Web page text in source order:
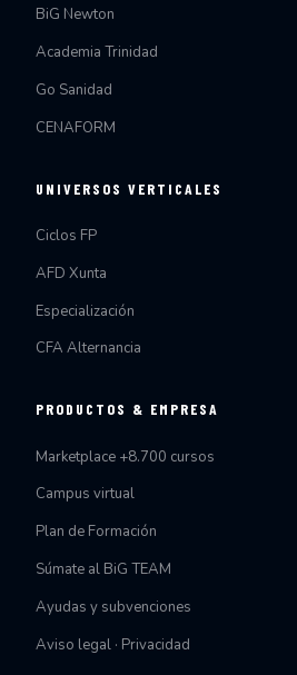
BiG Newton
Academia Trinidad
Go Sanidad
CENAFORM
UNIVERSOS VERTICALES
Ciclos FP
AFD Xunta
Especialización
CFA Alternancia
PRODUCTOS & EMPRESA
Marketplace +8.700 cursos
Campus virtual
Plan de Formación
Súmate al BiG TEAM
Ayudas y subvenciones
Aviso legal · Privacidad